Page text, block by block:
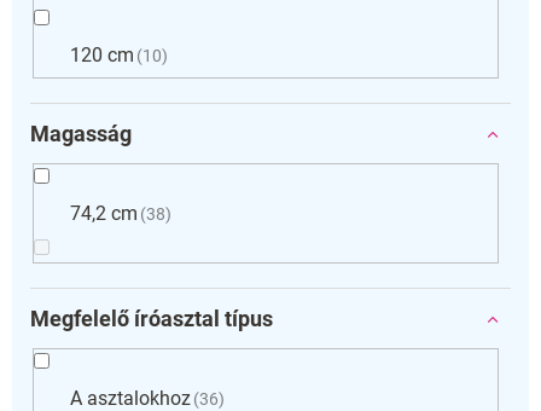
120 cm 10
Magasság
74,2 cm 38
Megfelelő íróasztal típus
A asztalokhoz 36